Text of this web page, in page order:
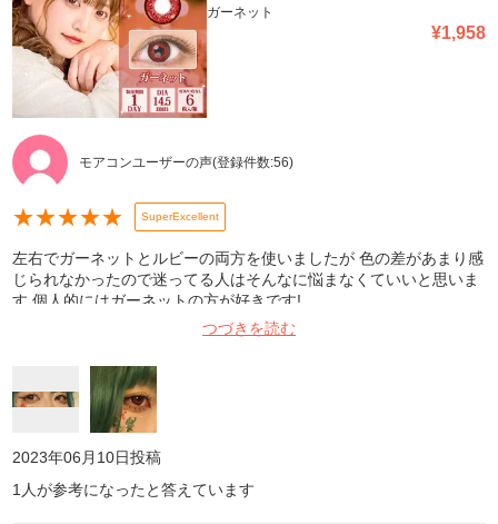
ガーネット
¥1,958
モアコンユーザーの声(登録件数:56)
★★★★★ SuperExcellent
左右でガーネットとルビーの両方を使いましたが 色の差があまり感
じられなかったので迷ってる人はそんなに悩まなくていいと思いま
す 個人的にはガーネットの方が好きです!
つづきを読む
2023年06月10日投稿
1 人が参考になったと答えています